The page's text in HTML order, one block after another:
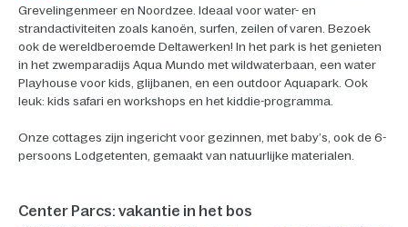
Grevelingenmeer en Noordzee. Ideaal voor water- en
strandactiviteiten zoals kanoën, surfen, zeilen of varen. Bezoek
ook de wereldberoemde Deltawerken! In het park is het genieten
in het zwemparadijs Aqua Mundo met wildwaterbaan, een water
Playhouse voor kids, glijbanen, en een outdoor Aquapark. Ook
leuk: kids safari en workshops en het kiddie-programma.
Onze cottages zijn ingericht voor gezinnen, met baby’s, ook de 6-
persoons Lodgetenten, gemaakt van natuurlijke materialen.
Center Parcs: vakantie in het bos